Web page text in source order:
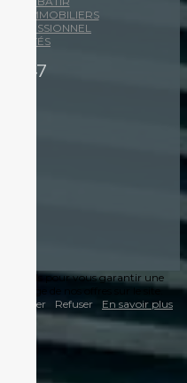
IMMOBILIERS
91 47
pour vous garantir une
de nos offres sur le site.
Accepter Refuser
En savoir plus